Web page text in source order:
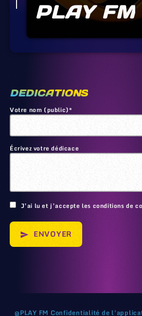
PLAY FM
DEDICATIONS
Votre nom (public)*
Écrivez votre dédicace
J’ai lu et j’accepte les conditions de
send ENVOYER
@PLAY FM Confidentialité de